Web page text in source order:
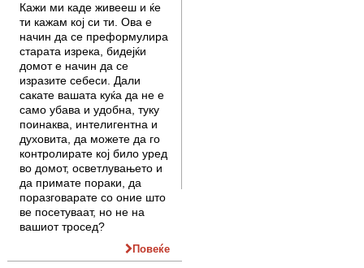
Кажи ми каде живееш и ќе
ти кажам кој си ти. Ова е
начин да се преформулира
старата изрека, бидејќи
домот е начин да се
изразите себеси. Дали
сакате вашата куќа да не е
само убава и удобна, туку
поинаква, интелигентна и
духовита, да можете да го
контролирате кој било уред
во домот, осветлувањето и
да примате пораки, да
поразговарате со оние што
ве посетуваат, но не на
вашиот тросед?
Повеќе